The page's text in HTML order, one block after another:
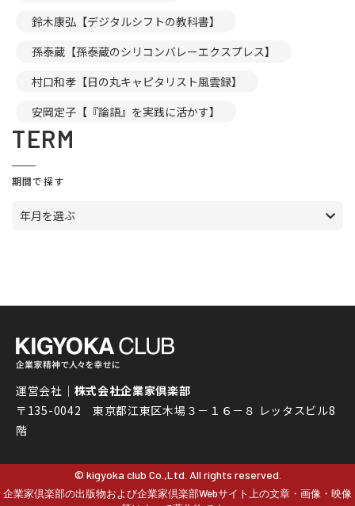
鈴木康弘【デジタルシフトの教科書】
孫泰蔵【孫泰蔵のシリコンバレーエクスプレス】
村口和孝【日の丸キャピタリスト風雲録】
安岡定子【『論語』を実践に活かす】
TERM
期間で探す
年月を選ぶ
運営会社｜ 株式会社企業家倶楽部
〒135-0042 東京都江東区木場３－１６－８ レッタスビル8
階
© kigyoka club Co.,Ltd. All rights reserved.
企業家倶楽部の出版物および企業家倶楽部Webサイト上の文章・画像・映像